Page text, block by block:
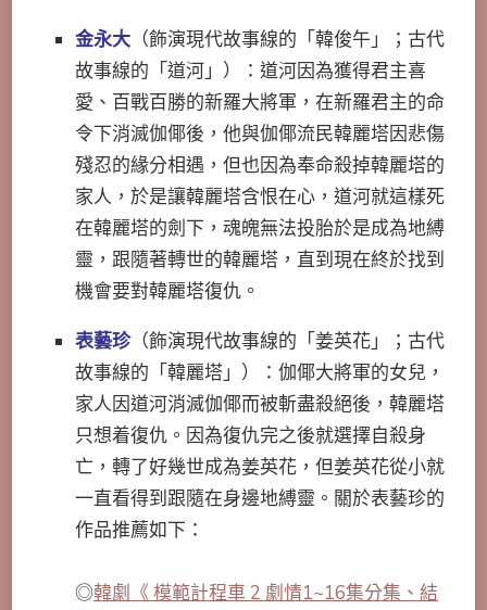
金永大 （飾演現代故事線的「韓俊午」；古代
故事線的「道河」）：道河因為獲得君主喜
愛、百戰百勝的新羅大將軍，在新羅君主的命
令下消滅伽倻後，他與伽倻流民韓麗塔因悲傷
殘忍的緣分相遇，但也因為奉命殺掉韓麗塔的
家人，於是讓韓麗塔含恨在心，道河就這樣死
在韓麗塔的劍下，魂魄無法投胎於是成為地縛
靈，跟隨著轉世的韓麗塔，直到現在終於找到
機會要對韓麗塔復仇。
表藝珍（飾演現代故事線的「姜英花」；古代
故事線的「韓麗塔」）：伽倻大將軍的女兒，
家人因道河消滅伽倻而被斬盡殺絕後，韓麗塔
只想着復仇。因為復仇完之後就選擇自殺身
亡，轉了好幾世成為姜英花，但姜英花從小就
一直看得到跟隨在身邊地縛靈。關於表藝珍的
作品推薦如下：
◎韓劇《 模範計程車 2 劇情1~16集分集、結